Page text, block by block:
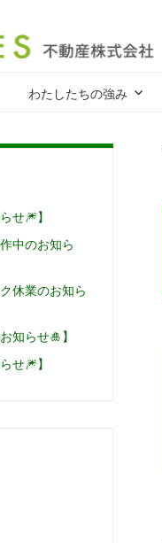
わたしたちの強み
せ🎆】
中のお知ら
休業のお知ら
知らせ🎍】
せ🎆】